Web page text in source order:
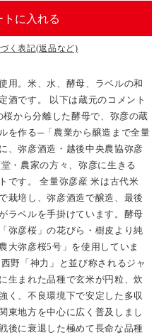
トに入れる
く表記(返品など)
用。米、水、酵母、ラベルの和
酒です。 以下は蔵元のコメント
から分離した酵母で、弥彦の蔵
を作る─「農業から醸造まで全量
、弥彦酒造・越後中央農協弥彦
・農家の方々、弥彦に生きる
です。 全量弥彦産 米は古代米
栽培し、弥彦酒造で醸造、最後
ラベルを手掛けています。酵母
弥彦桜」の花びら・樹皮より純
大弥彦桜5号」を使用していま
野「神力」と並び称されるジャ
生まれた品種で玄米が円粒、炊
く、不良環境下で安定した多収
東地方を中心に広く普及しまし
後に衰退した極めて長命な品種